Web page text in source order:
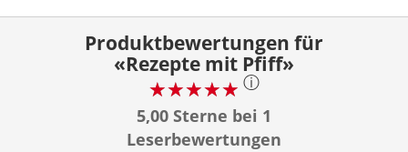
Produktbewertungen für
«Rezepte mit Pfiff»
ⓘ
5,00 Sterne bei 1
Leserbewertungen